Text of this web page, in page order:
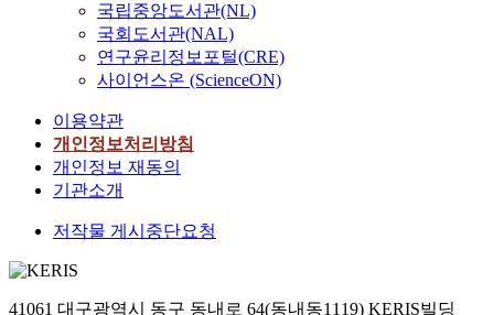
국립중앙도서관(NL)
국회도서관(NAL)
연구윤리정보포털(CRE)
사이언스온 (ScienceON)
이용약관
개인정보처리방침
개인정보 재동의
기관소개
저작물 게시중단요청
41061 대구광역시 동구 동내로 64(동내동1119) KERIS빌딩